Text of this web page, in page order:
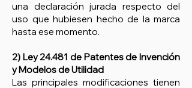
una declaración jurada respecto del
uso que hubiesen hecho de la marca
hasta ese momento.
2) Ley 24.481 de Patentes de Invención
y Modelos de Utilidad
Las principales modificaciones tienen